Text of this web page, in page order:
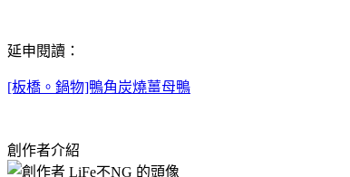
延申閱讀：
[板橋。鍋物]鴨角炭燒薑母鴨
創作者介紹